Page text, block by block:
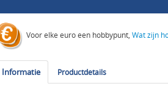
Voor elke euro een hobbypunt,Wat zijn
Informatie Productdetails